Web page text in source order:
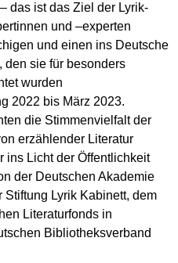
das ist das Ziel der Lyrik-
und –experten
und einen ins Deutsche
den sie für besonders
wurden
2022 bis März 2023.
die Stimmenvielfalt der
erzählender Literatur
ins Licht der Öffentlichkeit
der Deutschen Akademie
Lyrik Kabinett, dem
Literaturfonds in
Bibliotheksverband